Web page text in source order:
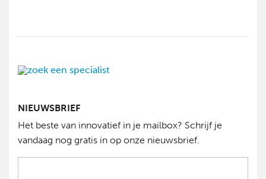
NIEUWSBRIEF
Het beste van innovatief in je mailbox? Schrijf je
vandaag nog gratis in op onze nieuwsbrief.